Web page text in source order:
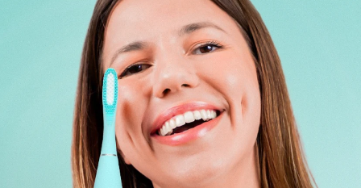
Profil de l'utilisateur
Mes appareils
Mes commandes
Mes adresses
Mes abonnements
FAQ™ Pure Beauty-Tech Elixir
BREAKING NEWS
issa™ Teeth Whitening Set
Deutsch
Español
Français
Italiano
Português
Svenska
Русский
简体中文 繁體中文